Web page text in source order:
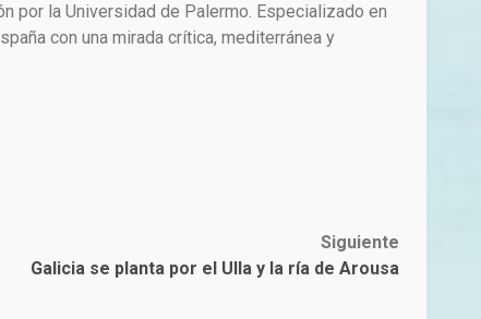
por la Universidad de Palermo. Especializado en
con una mirada crítica, mediterránea y
Siguiente
Galicia se planta por el Ulla y la ría de Arousa